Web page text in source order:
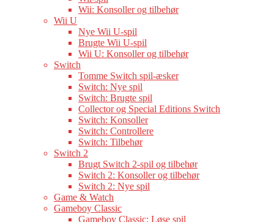
Wii: Konsoller og tilbehør
Wii U
Nye Wii U-spil
Brugte Wii U-spil
Wii U: Konsoller og tilbehør
Switch
Tomme Switch spil-æsker
Switch: Nye spil
Switch: Brugte spil
Collector og Special Editions Switch
Switch: Konsoller
Switch: Controllere
Switch: Tilbehør
Switch 2
Brugt Switch 2-spil og tilbehør
Switch 2: Konsoller og tilbehør
Switch 2: Nye spil
Game & Watch
Gameboy Classic
Gameboy Classic: Løse spil